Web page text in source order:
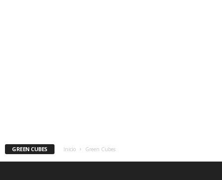
GREEN CUBES Inicio Green Cubes